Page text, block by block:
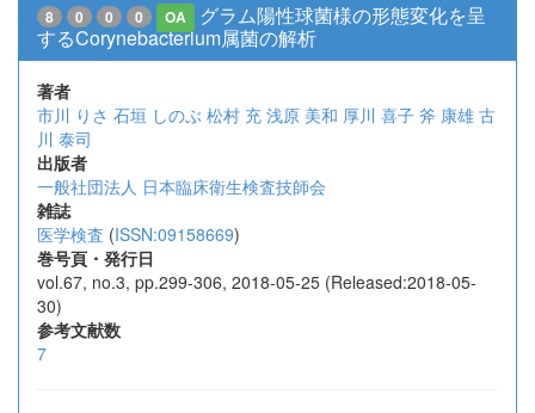
8 0 0 0 OA
グラム陽性球菌様の形態変化を呈
するCorynebacterium属菌の解析
著者
市川 りさ 石垣 しのぶ 松村 充 浅原 美和 厚川 喜子 斧 康雄 古
川 泰司
出版者
一般社団法人 日本臨床衛生検査技師会
雑誌
医学検査 (ISSN:09158669)
巻号頁・発行日
vol.67, no.3, pp.299-306, 2018-05-25 (Released:2018-05-
30)
参考文献数
7